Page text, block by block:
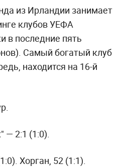
из Ирландии занимает
клубов УЕФА
в последние пять
Самый богатый клуб
находится на 16-й
— 2:1 (1:0).
Хорган, 52 (1:1).